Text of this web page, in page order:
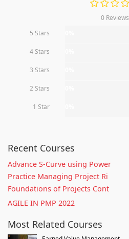
0 Reviews
5 Stars
4 Stars
3 Stars
2 Stars
1 Star
Recent Courses
Advance S-Curve using Power
Practice Managing Project Ri
Foundations of Projects Cont
AGILE IN PMP 2022
Most Related Courses